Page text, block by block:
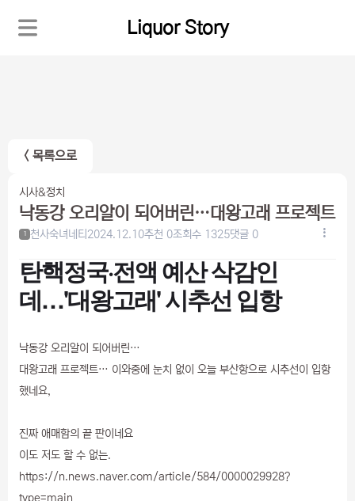
Liquor Story
< 목록으로
시사&정치
낙동강 오리알이 되어버린…대왕고래 프로젝트
1 천사숙녀네티 2024.12.10추천 0조회수 1325댓글 0
탄핵정국·전액 예산 삭감인
데…'대왕고래' 시추선 입항
낙동강 오리알이 되어버린…
대왕고래 프로젝트… 이와중에 눈치 없이 오늘 부산항으로 시추선이 입항
했네요,
진짜 애매함의 끝 판이네요
이도 저도 할 수 없는.
https://n.news.naver.com/article/584/0000029928?
type=main